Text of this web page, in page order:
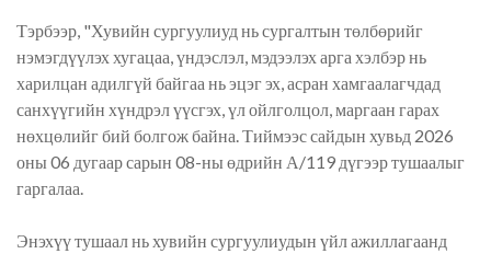
Тэрбээр, "Хувийн сургуулиуд нь сургалтын төлбөрийг
нэмэгдүүлэх хугацаа, үндэслэл, мэдээлэх арга хэлбэр нь
харилцан адилгүй байгаа нь эцэг эх, асран хамгаалагчдад
санхүүгийн хүндрэл үүсгэх, үл ойлголцол, маргаан гарах
нөхцөлийг бий болгож байна. Тиймээс сайдын хувьд 2026
оны 06 дугаар сарын 08-ны өдрийн А/119 дүгээр тушаалыг
гаргалаа.
Энэхүү тушаал нь хувийн сургуулиудын үйл ажиллагаанд